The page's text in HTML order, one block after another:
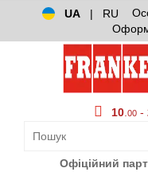
UA
| RU
10 00 -
Офіційний